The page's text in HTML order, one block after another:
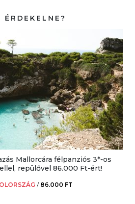
Mallorcára félpanziós 3*-os
repülővel 86.000 Ft-ért!
/ 86.000 FT